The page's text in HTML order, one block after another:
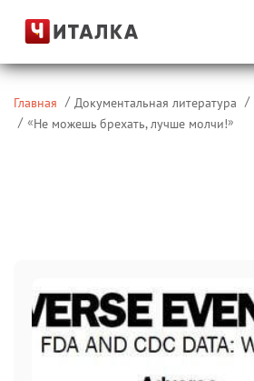
Главная Документальная литература
«Не можешь брехать, лучше молчи!»